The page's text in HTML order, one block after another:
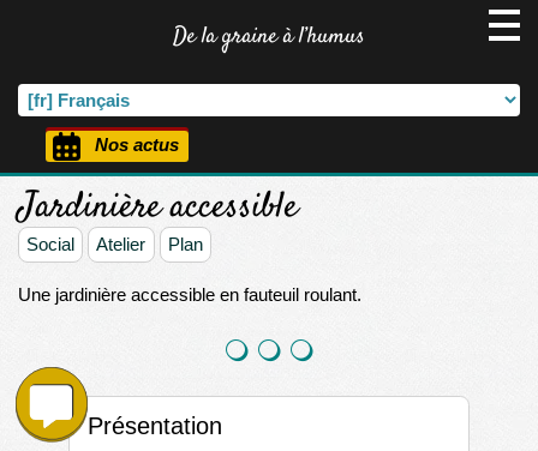
De la graine à l’humus
Nos actus
Jardinière accessible
Social Atelier Plan
Une jardinière accessible en fauteuil roulant.
Présentation